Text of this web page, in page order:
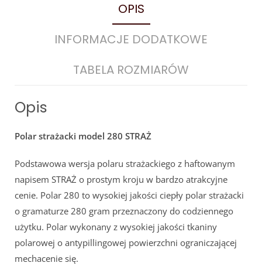
OPIS
INFORMACJE DODATKOWE
TABELA ROZMIARÓW
Opis
Polar strażacki model 280 STRAŻ
Podstawowa wersja polaru strażackiego z haftowanym
napisem STRAŻ o prostym kroju w bardzo atrakcyjne
cenie. Polar 280 to wysokiej jakości ciepły polar strażacki
o gramaturze 280 gram przeznaczony do codziennego
użytku. Polar wykonany z wysokiej jakości tkaniny
polarowej o antypillingowej powierzchni ograniczającej
mechacenie się.